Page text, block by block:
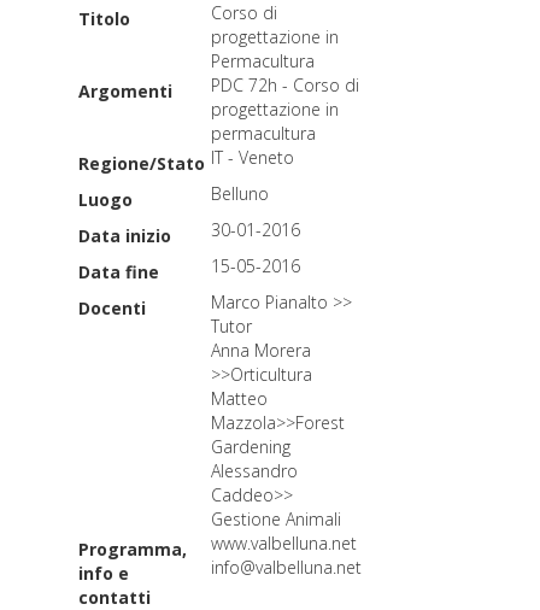
Titolo
Corso di
progettazione in
Permacultura
Argomenti
PDC 72h - Corso di
progettazione in
permacultura
Regione/Stato IT - Veneto
Luogo
Belluno
Data inizio
30-01-2016
Data fine
15-05-2016
Docenti
Marco Pianalto >>
Tutor
Anna Morera
>>Orticultura
Matteo
Mazzola>>Forest
Gardening
Alessandro
Caddeo>>
Gestione Animali
Programma,
info e
contatti
www.valbelluna.net
info@valbelluna.net